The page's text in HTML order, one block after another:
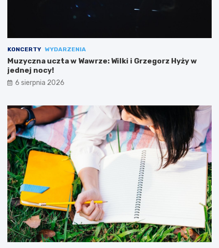
KONCERTY WYDARZENIA
Muzyczna uczta w Wawrze: Wilki i Grzegorz Hyży w
jednej nocy!
6 sierpnia 2026